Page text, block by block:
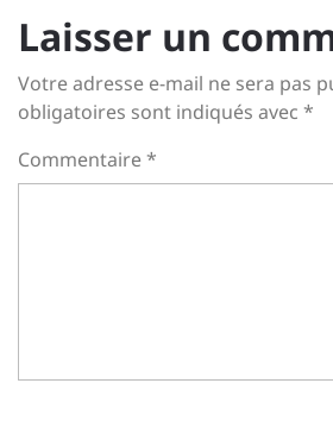
Laisser un
Votre adresse e-mail ne sera pas
obligatoires sont indiqués avec *
Commentaire*